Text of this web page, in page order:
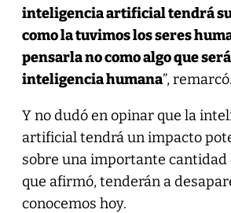
inteligencia artificial tendrá
como la tuvimos los seres
pensarla no como algo que
inteligencia humana”, remarcó.
Y no dudó en opinar que la
artificial tendrá un impacto
sobre una importante cantidad
que afirmó, tenderán a
conocemos hoy.